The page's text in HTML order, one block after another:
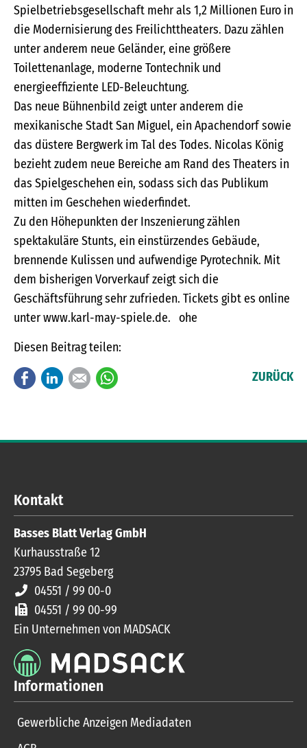
Spielbetriebsgesellschaft mehr als 1,2 Millionen Euro in
die Modernisierung des Freilichttheaters. Dazu zählen
unter anderem neue Geländer, eine größere
Toilettenanlage, moderne Tontechnik und
energieeffiziente LED-Beleuchtung.
Das neue Bühnenbild zeigt unter anderem die
mexikanische Stadt San Miguel, ein Apachendorf sowie
das düstere Bergwerk im Tal des Todes. Nicolas König
bezieht zudem neue Bereiche am Rand des Theaters in
das Spielgeschehen ein, sodass sich das Publikum
mitten im Geschehen wiederfindet.
Zu den Höhepunkten der Inszenierung zählen
spektakuläre Stunts, ein einstürzendes Gebäude,
brennende Kulissen und aufwendige Pyrotechnik. Mit
dem bisherigen Vorverkauf zeigt sich die
Geschäftsführung sehr zufrieden. Tickets gibt es online
unter www.karl-may-spiele.de. ohe
Diesen Beitrag teilen:
FacebookLinkedInE-mail ZURÜCK
Kontakt
Basses Blatt Verlag GmbH
Kurhausstraße 12
23795 Bad Segeberg
04551 / 99 00-0
04551 / 99 00-99
Ein Unternehmen von MADSACK
Informationen
Gewerbliche Anzeigen Mediadaten